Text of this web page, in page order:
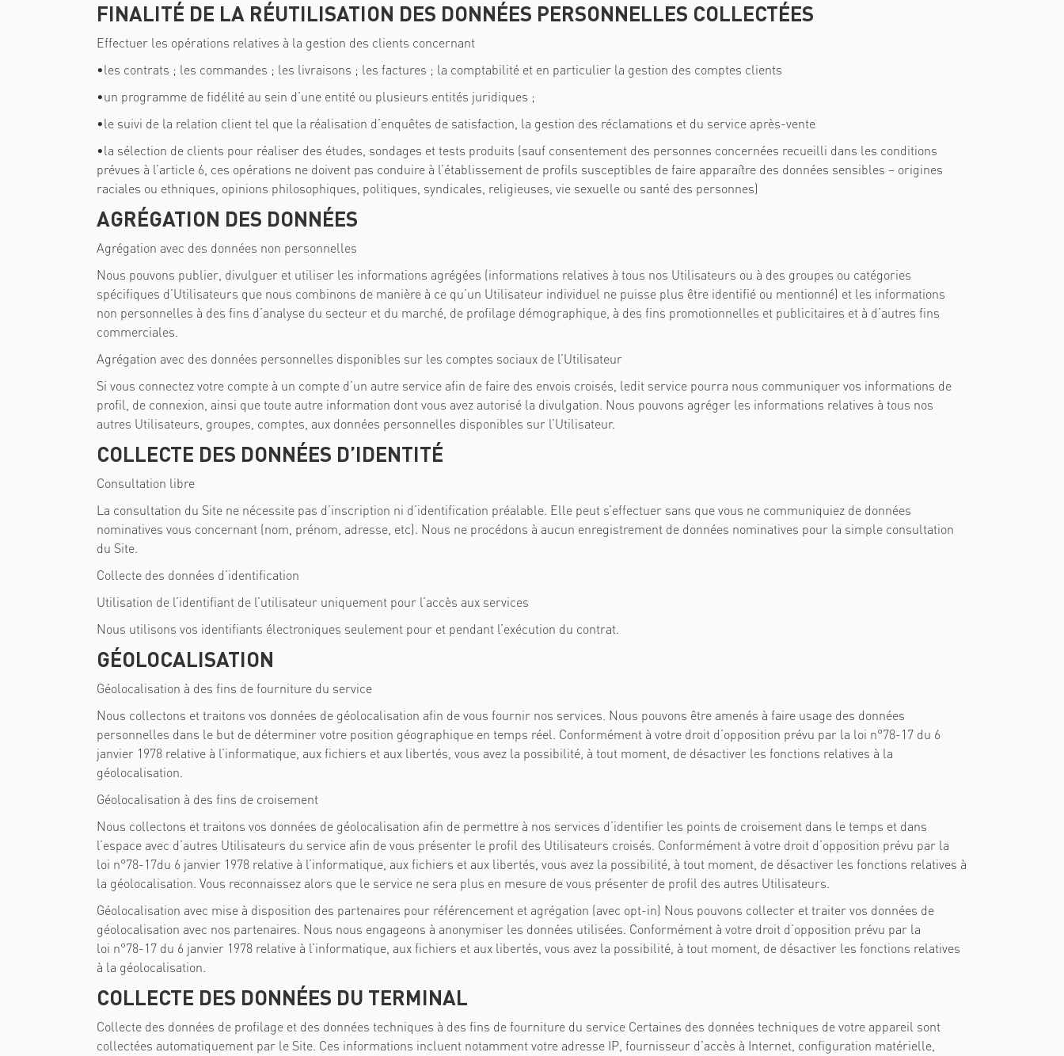
FINALITÉ DE LA RÉUTILISATION DES DONNÉES PERSONNELLES COLLECTÉES
Effectuer les opérations relatives à la gestion des clients concernant
•les contrats ; les commandes ; les livraisons ; les factures ; la comptabilité et en particulier la gestion des comptes clients
•un programme de fidélité au sein d’une entité ou plusieurs entités juridiques ;
•le suivi de la relation client tel que la réalisation d’enquêtes de satisfaction, la gestion des réclamations et du service après-vente
•la sélection de clients pour réaliser des études, sondages et tests produits (sauf consentement des personnes concernées recueilli dans les conditions
prévues à l’article 6, ces opérations ne doivent pas conduire à l’établissement de profils susceptibles de faire apparaître des données sensibles – origines
raciales ou ethniques, opinions philosophiques, politiques, syndicales, religieuses, vie sexuelle ou santé des personnes)
AGRÉGATION DES DONNÉES
Agrégation avec des données non personnelles
Nous pouvons publier, divulguer et utiliser les informations agrégées (informations relatives à tous nos Utilisateurs ou à des groupes ou catégories
spécifiques d’Utilisateurs que nous combinons de manière à ce qu’un Utilisateur individuel ne puisse plus être identifié ou mentionné) et les informations
non personnelles à des fins d’analyse du secteur et du marché, de profilage démographique, à des fins promotionnelles et publicitaires et à d’autres fins
commerciales.
Agrégation avec des données personnelles disponibles sur les comptes sociaux de l’Utilisateur
Si vous connectez votre compte à un compte d’un autre service afin de faire des envois croisés, ledit service pourra nous communiquer vos informations de
profil, de connexion, ainsi que toute autre information dont vous avez autorisé la divulgation. Nous pouvons agréger les informations relatives à tous nos
autres Utilisateurs, groupes, comptes, aux données personnelles disponibles sur l’Utilisateur.
COLLECTE DES DONNÉES D’IDENTITÉ
Consultation libre
La consultation du Site ne nécessite pas d’inscription ni d’identification préalable. Elle peut s’effectuer sans que vous ne communiquiez de données
nominatives vous concernant (nom, prénom, adresse, etc). Nous ne procédons à aucun enregistrement de données nominatives pour la simple consultation
du Site.
Collecte des données d’identification
Utilisation de l’identifiant de l’utilisateur uniquement pour l’accès aux services
Nous utilisons vos identifiants électroniques seulement pour et pendant l’exécution du contrat.
GÉOLOCALISATION
Géolocalisation à des fins de fourniture du service
Nous collectons et traitons vos données de géolocalisation afin de vous fournir nos services. Nous pouvons être amenés à faire usage des données
personnelles dans le but de déterminer votre position géographique en temps réel. Conformément à votre droit d’opposition prévu par la loi n°78-17 du 6
janvier 1978 relative à l’informatique, aux fichiers et aux libertés, vous avez la possibilité, à tout moment, de désactiver les fonctions relatives à la
géolocalisation.
Géolocalisation à des fins de croisement
Nous collectons et traitons vos données de géolocalisation afin de permettre à nos services d’identifier les points de croisement dans le temps et dans
l’espace avec d’autres Utilisateurs du service afin de vous présenter le profil des Utilisateurs croisés. Conformément à votre droit d’opposition prévu par la
loi n°78-17du 6 janvier 1978 relative à l’informatique, aux fichiers et aux libertés, vous avez la possibilité, à tout moment, de désactiver les fonctions relatives à
la géolocalisation. Vous reconnaissez alors que le service ne sera plus en mesure de vous présenter de profil des autres Utilisateurs.
Géolocalisation avec mise à disposition des partenaires pour référencement et agrégation (avec opt-in) Nous pouvons collecter et traiter vos données de
géolocalisation avec nos partenaires. Nous nous engageons à anonymiser les données utilisées. Conformément à votre droit d’opposition prévu par la
loi n°78-17 du 6 janvier 1978 relative à l’informatique, aux fichiers et aux libertés, vous avez la possibilité, à tout moment, de désactiver les fonctions relatives
à la géolocalisation.
COLLECTE DES DONNÉES DU TERMINAL
Collecte des données de profilage et des données techniques à des fins de fourniture du service Certaines des données techniques de votre appareil sont
collectées automatiquement par le Site. Ces informations incluent notamment votre adresse IP, fournisseur d’accès à Internet, configuration matérielle,